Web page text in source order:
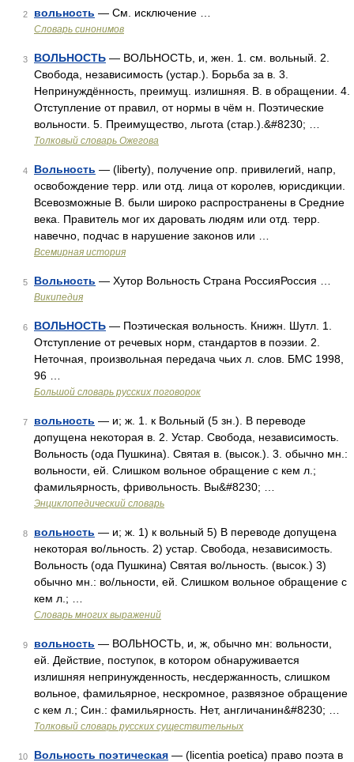
2 вольность — См. исключение …
Словарь синонимов
3 ВОЛЬНОСТЬ — ВОЛЬНОСТЬ, и, жен. 1. см. вольный. 2.
Свобода, независимость (устар.). Борьба за в. 3.
Непринуждённость, преимущ. излишняя. В. в обращении. 4.
Отступление от правил, от нормы в чём н. Поэтические
вольности. 5. Преимущество, льгота (стар.).&#8230; …
Толковый словарь Ожегова
4 Вольность — (liberty), получение опр. привилегий, напр,
освобождение терр. или отд. лица от королев, юрисдикции.
Всевозможные В. были широко распространены в Средние
века. Правитель мог их даровать людям или отд. терр.
навечно, подчас в нарушение законов или …
Всемирная история
5 Вольность — Хутор Вольность Страна РоссияРоссия …
Википедия
6 ВОЛЬНОСТЬ — Поэтическая вольность. Книжн. Шутл. 1.
Отступление от речевых норм, стандартов в поэзии. 2.
Неточная, произвольная передача чьих л. слов. БМС 1998,
96 …
Большой словарь русских поговорок
7 вольность — и; ж. 1. к Вольный (5 зн.). В переводе
допущена некоторая в. 2. Устар. Свобода, независимость.
Вольность (ода Пушкина). Святая в. (высок.). 3. обычно мн.:
вольности, ей. Слишком вольное обращение с кем л.;
фамильярность, фривольность. Вы&#8230; …
Энциклопедический словарь
8 вольность — и; ж. 1) к вольный 5) В переводе допущена
некоторая во/льность. 2) устар. Свобода, независимость.
Вольность (ода Пушкина) Святая во/льность. (высок.) 3)
обычно мн.: во/льности, ей. Слишком вольное обращение с
кем л.; …
Словарь многих выражений
9 вольность — ВОЛЬНОСТЬ, и, ж, обычно мн: вольности,
ей. Действие, поступок, в котором обнаруживается
излишняя непринужденность, несдержанность, слишком
вольное, фамильярное, нескромное, развязное обращение
с кем л.; Син.: фамильярность. Нет, англичанин&#8230; …
Толковый словарь русских существительных
10 Вольность поэтическая — (licentia poetica) право поэта в